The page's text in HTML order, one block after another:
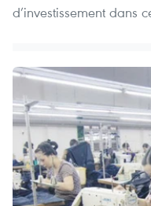
d’investissement dans